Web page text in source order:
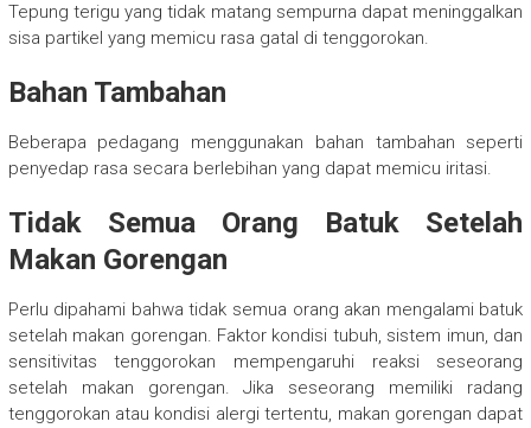
Tepung terigu yang tidak matang sempurna dapat meninggalkan
sisa partikel yang memicu rasa gatal di tenggorokan.
Bahan Tambahan
Beberapa pedagang menggunakan bahan tambahan seperti
penyedap rasa secara berlebihan yang dapat memicu iritasi.
Tidak Semua Orang Batuk Setelah
Makan Gorengan
Perlu dipahami bahwa tidak semua orang akan mengalami batuk
setelah makan gorengan. Faktor kondisi tubuh, sistem imun, dan
sensitivitas tenggorokan mempengaruhi reaksi seseorang
setelah makan gorengan. Jika seseorang memiliki radang
tenggorokan atau kondisi alergi tertentu, makan gorengan dapat